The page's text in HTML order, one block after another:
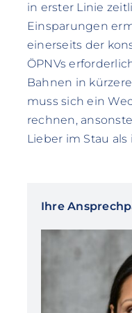
in erster Linie
Einsparungen
einerseits der
ÖPNVs
Bahnen in
muss sich ein
rechnen,
Lieber im Stau als
Ihre